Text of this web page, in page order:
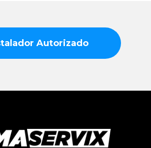
Autorizado